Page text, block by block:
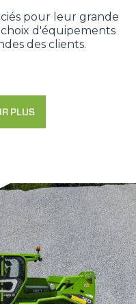
Il sito utilizza cookies al
e contenuti
"RIFIUTA" o sulla "X"
inviati cookies al di
pour leur grande
d'équipements
des clients.
PLUS